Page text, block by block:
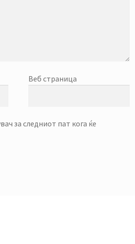
Веб страница
за следниот пат кога ќе